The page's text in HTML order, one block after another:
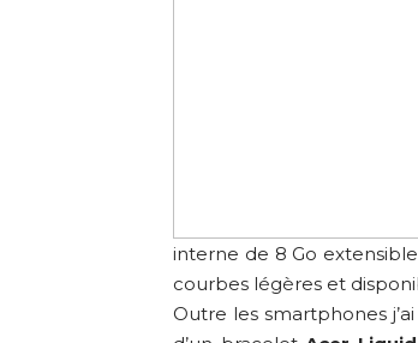
interne de 8 Go
courbes légères et
Outre les smartphones